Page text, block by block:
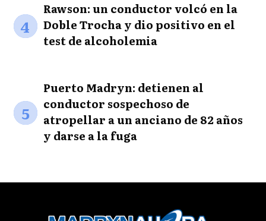
4
Rawson: un conductor volcó en la
Doble Trocha y dio positivo en el
test de alcoholemia
5
Puerto Madryn: detienen al
conductor sospechoso de
atropellar a un anciano de 82 años
y darse a la fuga